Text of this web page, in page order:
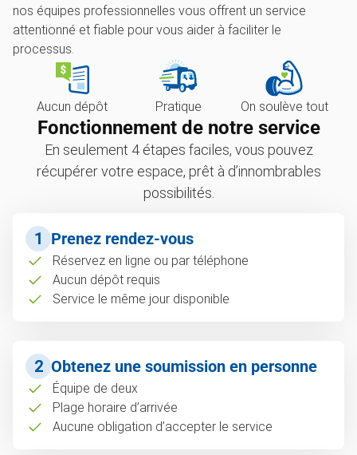
nos équipes professionnelles vous offrent un service
attentionné et fiable pour vous aider à faciliter le
processus.
Aucun dépôt Pratique On soulève tout
Fonctionnement de notre service
En seulement 4 étapes faciles, vous pouvez
récupérer votre espace, prêt à d’innombrables
possibilités.
1 Prenez rendez-vous
Réservez en ligne ou par téléphone
Aucun dépôt requis
Service le même jour disponible
2 Obtenez une soumission en personne
Équipe de deux
Plage horaire d’arrivée
Aucune obligation d’accepter le service